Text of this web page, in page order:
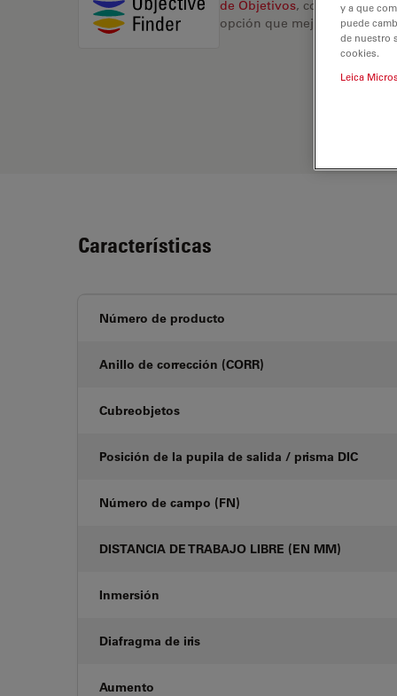
de Objetivos, compare
opción que mejor se adapte
Características
Número de producto
Anillo de corrección (CORR)
Cubreobjetos
Posición de la pupila de salida / prisma DIC
Número de campo (FN)
DISTANCIA DE TRABAJO LIBRE (EN MM)
Inmersión
Diafragma de iris
Aumento
y a que
puede
de nuestro
cookies.
Leica